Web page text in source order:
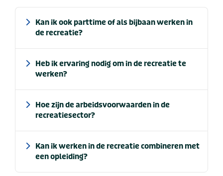
Kan ik ook parttime of als bijbaan werken in
de recreatie?
Heb ik ervaring nodig om in de recreatie te
werken?
Hoe zijn de arbeidsvoorwaarden in de
recreatiesector?
Kan ik werken in de recreatie combineren met
een opleiding?